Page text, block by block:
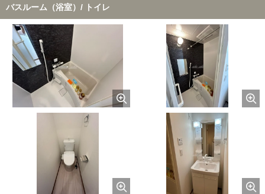
バスルーム（浴室）/ トイレ